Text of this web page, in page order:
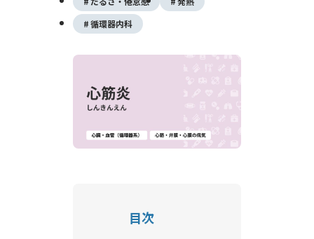
循環器内科
目次